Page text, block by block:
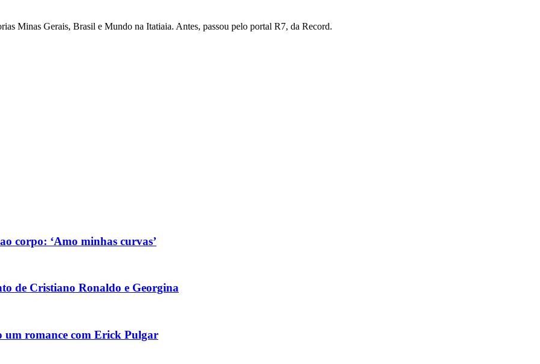
Minas Gerais, Brasil e Mundo na Itatiaia. Antes, passou pelo portal R7, da Record.
corpo: ‘Amo minhas curvas’
de Cristiano Ronaldo e Georgina
um romance com Erick Pulgar